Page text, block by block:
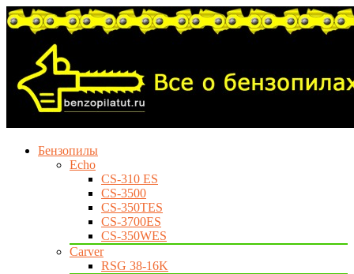
Бензопилы
Echo
CS-310 ES
CS-3500
CS-350TES
CS-3700ES
CS-350WES
Carver
RSG 38-16K